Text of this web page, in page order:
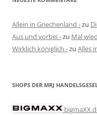
Allein in Griechenland -zu
Aus und vorbei -zu Mal
Wirklich königlich -zu Alles
SHOPS DER MRJ